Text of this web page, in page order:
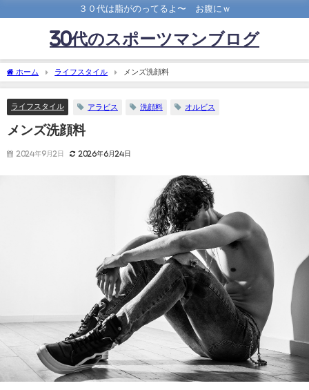
３０代は脂がのってるよ〜 お腹にｗ
30代のスポーツマンブログ
ホーム ライフスタイル メンズ洗顔料
ライフスタイル アラビス 洗顔料 オルビス
メンズ洗顔料
2024年9月2日 2026年6月24日